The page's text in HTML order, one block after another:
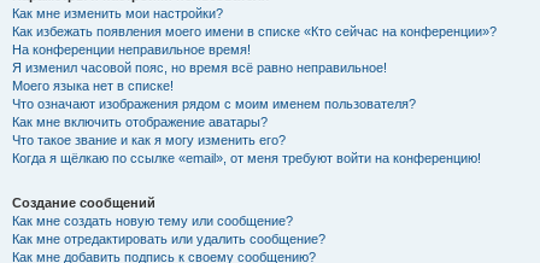
Как мне изменить мои настройки?
Как избежать появления моего имени в списке «Кто сейчас на конференции»?
На конференции неправильное время!
Я изменил часовой пояс, но время всё равно неправильное!
Моего языка нет в списке!
Что означают изображения рядом с моим именем пользователя?
Как мне включить отображение аватары?
Что такое звание и как я могу изменить его?
Когда я щёлкаю по ссылке «email», от меня требуют войти на конференцию!
Создание сообщений
Как мне создать новую тему или сообщение?
Как мне отредактировать или удалить сообщение?
Как мне добавить подпись к своему сообщению?